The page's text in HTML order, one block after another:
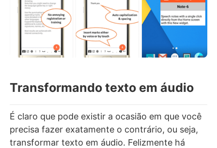
Transformando texto em áudio
É claro que pode existir a ocasião em que você
precisa fazer exatamente o contrário, ou seja,
transformar texto em áudio. Felizmente há